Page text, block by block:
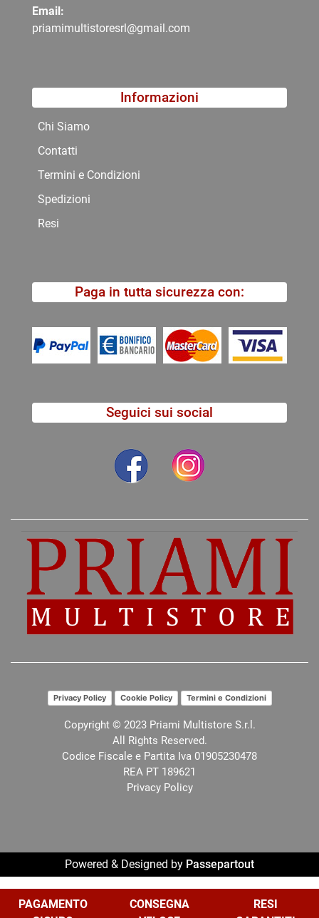
PAGAMENTO
CONSEGNA
RESI
Email:
priamimultistoresrl@gmail.com
Informazioni
Chi Siamo
Contatti
Termini e Condizioni
Spedizioni
Resi
Paga in tutta sicurezza con:
Seguici sui social
Privacy Policy Cookie Policy Termini e Condizioni
Copyright © 2023 Priami Multistore S.r.l.
All Rights Reserved.
Codice Fiscale e Partita Iva 01905230478
REA PT 189621
Privacy Policy
Powered & Designed by Passepartout